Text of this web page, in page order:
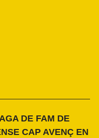
DE FAM DE
CAP AVENÇ EN